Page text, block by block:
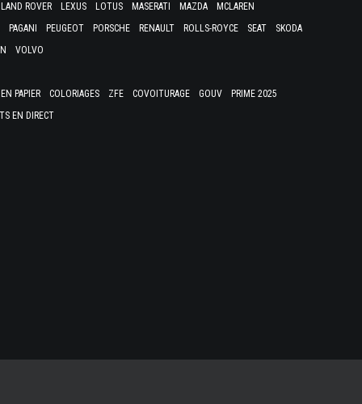
LAND ROVER LEXUS LOTUS MASERATI MAZDA
MCLAREN
PAGANI PEUGEOT PORSCHE RENAULT ROLLS-ROYCE SEAT
SKODA
VOLVO
PAPIER COLORIAGES ZFE COVOITURAGE GOUV
PRIME 2025
EN DIRECT